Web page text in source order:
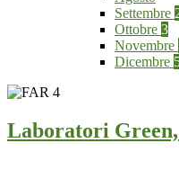
Settembre
Ottobre 3
Novembre
Dicembre
Laboratori